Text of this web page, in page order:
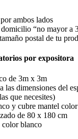
ambos lados
“no mayor a
postal de tu
por expositora
de 3m x 3m
las dimensiones del
que necesites)
y cubre mantel
de 80 x 180 cm
blanco